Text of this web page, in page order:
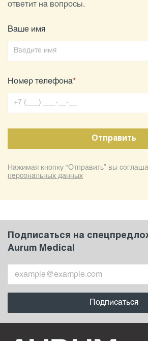
ответит на вопросы.
Ваше имя
Номер телефона*
Нажимая кнопку “Отправить” вы
персональных данных
Подписаться на
Aurum Medical